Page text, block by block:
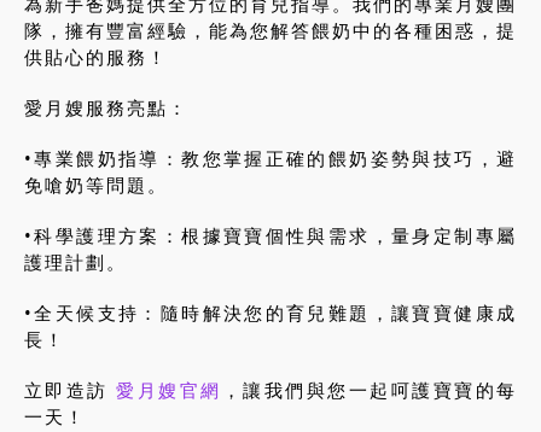
隊，擁有豐富經驗，能為您解答餵奶中的各種困惑，提
供貼心的服務！
愛月嫂服務亮點：
•專業餵奶指導：教您掌握正確的餵奶姿勢與技巧，避
免嗆奶等問題。
•科學護理方案：根據寶寶個性與需求，量身定制專屬
護理計劃。
•全天候支持：隨時解決您的育兒難題，讓寶寶健康成
長！
立即造訪愛月嫂官網 ，讓我們與您一起呵護寶寶的每
一天！